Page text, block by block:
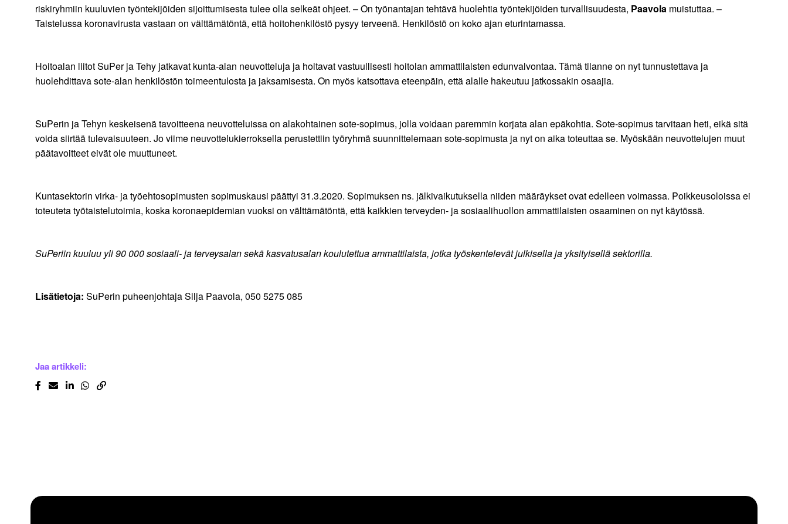
riskiryhmiin kuuluvien työntekijöiden sijoittumisesta tulee olla selkeät ohjeet. – On työnantajan tehtävä huolehtia työntekijöiden turvallisuudesta, Paavola muistuttaa. –
Taistelussa koronavirusta vastaan on välttämätöntä, että hoitohenkilöstö pysyy terveenä. Henkilöstö on koko ajan eturintamassa.
Hoitoalan liitot SuPer ja Tehy jatkavat kunta-alan neuvotteluja ja hoitavat vastuullisesti hoitolan ammattilaisten edunvalvontaa. Tämä tilanne on nyt tunnustettava ja
huolehdittava sote-alan henkilöstön toimeentulosta ja jaksamisesta. On myös katsottava eteenpäin, että alalle hakeutuu jatkossakin osaajia.
SuPerin ja Tehyn keskeisenä tavoitteena neuvotteluissa on alakohtainen sote-sopimus, jolla voidaan paremmin korjata alan epäkohtia. Sote-sopimus tarvitaan heti, eikä sitä
voida siirtää tulevaisuuteen. Jo viime neuvottelukierroksella perustettiin työryhmä suunnittelemaan sote-sopimusta ja nyt on aika toteuttaa se. Myöskään neuvottelujen muut
päätavoitteet eivät ole muuttuneet.
Kuntasektorin virka- ja työehtosopimusten sopimuskausi päättyi 31.3.2020. Sopimuksen ns. jälkivaikutuksella niiden määräykset ovat edelleen voimassa. Poikkeusoloissa ei
toteuteta työtaistelutoimia, koska koronaepidemian vuoksi on välttämätöntä, että kaikkien terveyden- ja sosiaalihuollon ammattilaisten osaaminen on nyt käytössä.
SuPeriin kuuluu yli 90 000 sosiaali- ja terveysalan sekä kasvatusalan koulutettua ammattilaista, jotka työskentelevät julkisella ja yksityisellä sektorilla.
Lisätietoja: SuPerin puheenjohtaja Silja Paavola, 050 5275 085
Jaa artikkeli: